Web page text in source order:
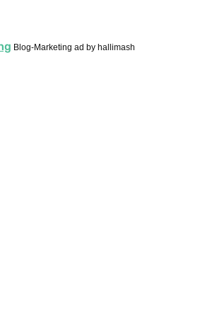
Blog-Marketing ad by hallimash